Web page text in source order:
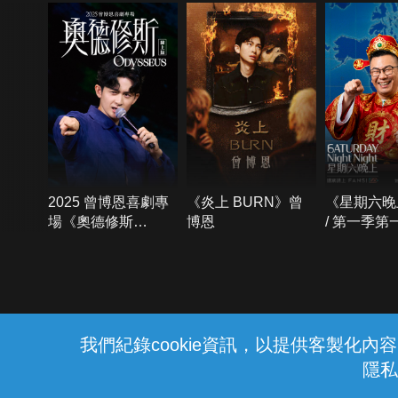
我們紀錄cookie資訊，以提供客製化內
隱
2025 曾博恩喜劇專
場《奧德修斯
《炎上 BURN》曾
博恩
《星期六
/ 第一季第